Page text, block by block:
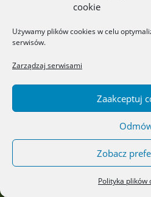
cookie
Używamy plików cookies w celu
serwisów.
Zarządzaj serwisami
Zaakceptuj
Zobacz
Polityka plików
grudzień 2024
sierpień 2024
maj 2024